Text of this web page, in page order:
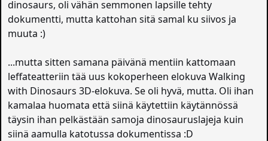
dinosaurs, oli vähän semmonen lapsille tehty
dokumentti, mutta kattohan sitä samal ku siivos ja
muuta :)
...mutta sitten samana päivänä mentiin kattomaan
leffateatteriin tää uus kokoperheen elokuva Walking
with Dinosaurs 3D-elokuva. Se oli hyvä, mutta. Oli ihan
kamalaa huomata että siinä käytettiin käytännössä
täysin ihan pelkästään samoja dinosauruslajeja kuin
siinä aamulla katotussa dokumentissa :D